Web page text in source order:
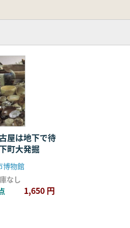
屋は地下で待
町大発掘
博物館
なし
1,650 円